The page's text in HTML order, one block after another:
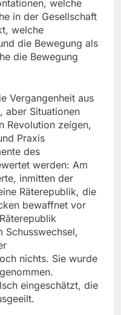
welche
in der Gesellschaft
welche
die Bewegung als
die Bewegung
Vergangenheit aus
aber Situationen
Revolution zeigen,
Praxis
des
werden: Am
inmitten der
Räterepublik, die
bewaffnet vor
Schusswechsel,
nichts. Sie wurde
eingeschätzt, die